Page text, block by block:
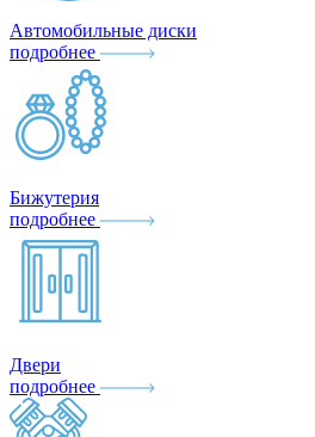
Автомобильные диски
подробнее
Бижутерия
подробнее
Двери
подробнее